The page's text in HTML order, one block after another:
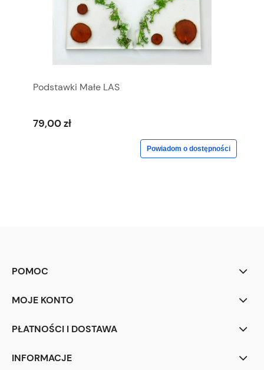
Podstawki Małe LAS
79,00 zł
Powiadom o dostępności
POMOC
MOJE KONTO
PŁATNOŚCI I DOSTAWA
INFORMACJE